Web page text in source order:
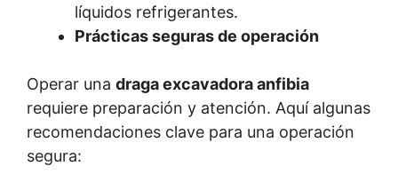
líquidos refrigerantes.
Prácticas seguras de operación
Operar una draga excavadora anfibia
requiere preparación y atención. Aquí algunas
recomendaciones clave para una operación
segura: